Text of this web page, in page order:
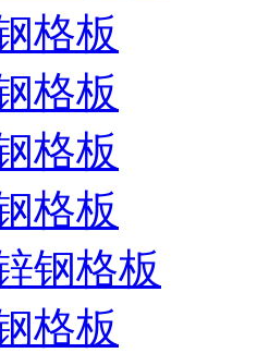
格板
格板
格板
格板
钢格板
格板